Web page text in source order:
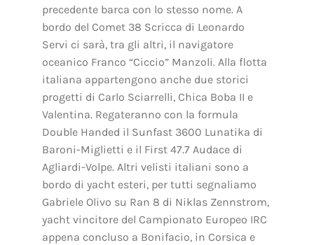
precedente barca con lo stesso nome. A
bordo del Comet 38 Scricca di Leonardo
Servi ci sarà, tra gli altri, il navigatore
oceanico Franco “Ciccio” Manzoli. Alla flotta
italiana appartengono anche due storici
progetti di Carlo Sciarrelli, Chica Boba II e
Valentina. Regateranno con la formula
Double Handed il Sunfast 3600 Lunatika di
Baroni-Miglietti e il First 47.7 Audace di
Agliardi-Volpe. Altri velisti italiani sono a
bordo di yacht esteri, per tutti segnaliamo
Gabriele Olivo su Ran 8 di Niklas Zennstrom,
yacht vincitore del Campionato Europeo IRC
appena concluso a Bonifacio, in Corsica e